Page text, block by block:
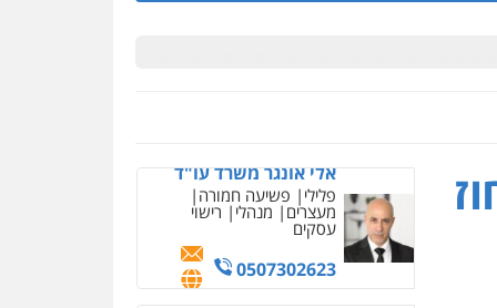
אלי אונגר משרד עו"ד
פלילי פשיעה חמורה
מעצרים מנהלי רישוי
עסקים
0507302623